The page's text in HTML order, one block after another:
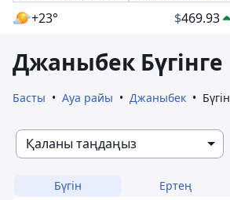
+23° $469.93
Джаныбек Бүгінге
Басты Ауа райы Джаныбек Бүгін
Қаланы таңдаңыз
Бүгін Ертең